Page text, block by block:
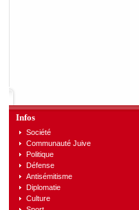
Infos
Société
Communauté Juive
Politique
Défense
Antisémitisme
Diplomatie
Culture